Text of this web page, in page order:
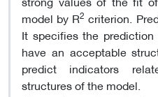
model by R2 criterion.
It specifies the
have an acceptable
predict indicators
structures of the model.